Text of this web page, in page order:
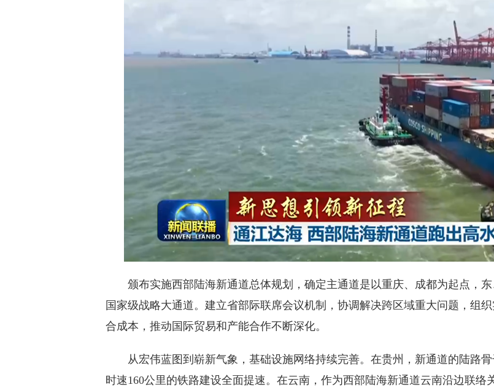
颁布实施西部陆海新通道总体规划，确定主通道是以重庆、成都为起点，东
国家级战略大通道。建立省部际联席会议机制，协调解决跨区域重大问题，组
合成本，推动国际贸易和产能合作不断深化。
从宏伟蓝图到崭新气象，基础设施网络持续完善。在贵州，新通道的陆路
时速160公里的铁路建设全面提速。在云南，作为西部陆海新通道云南沿边联